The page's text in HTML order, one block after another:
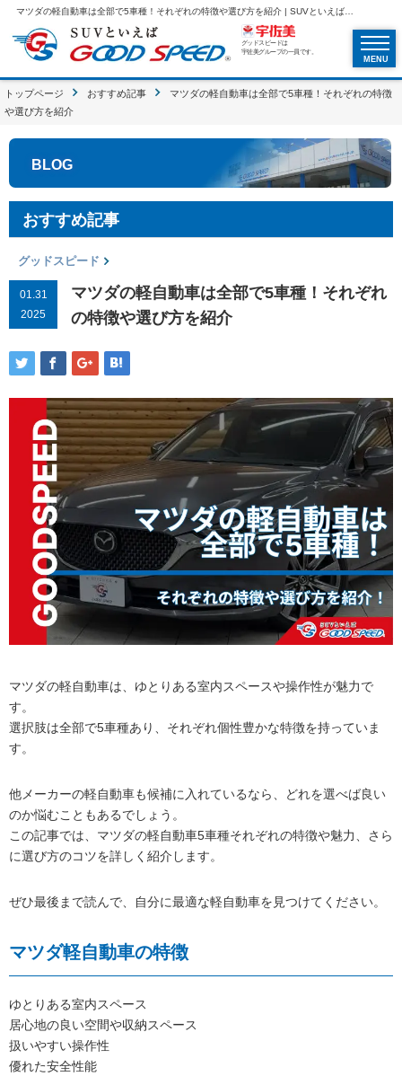
マツダの軽自動車は全部で5車種！それぞれの特徴や選び方を紹介 | SUVといえばグッドスピードGOOD SPEED
グッドスピードは
宇佐美グループの一員です。
MENU
トップページ おすすめ記事
マツダの軽自動車は全部で5車種！それぞれの特徴
や選び方を紹介
BLOG
おすすめ記事
グッドスピード
01.31
2025
マツダの軽自動車は全部で5車種！それぞれ
の特徴や選び方を紹介
マツダの軽自動車は、ゆとりある室内スペースや操作性が魅力で
す。
選択肢は全部で5車種あり、それぞれ個性豊かな特徴を持っていま
す。
他メーカーの軽自動車も候補に入れているなら、どれを選べば良い
のか悩むこともあるでしょう。
この記事では、マツダの軽自動車5車種それぞれの特徴や魅力、さら
に選び方のコツを詳しく紹介します。
ぜひ最後まで読んで、自分に最適な軽自動車を見つけてください。
マツダ軽自動車の特徴
ゆとりある室内スペース
居心地の良い空間や収納スペース
扱いやすい操作性
優れた安全性能